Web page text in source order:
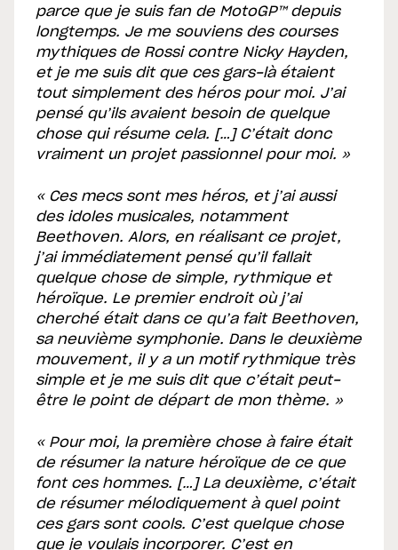
parce que je suis fan de MotoGP™ depuis
longtemps. Je me souviens des courses
mythiques de Rossi contre Nicky Hayden,
et je me suis dit que ces gars-là étaient
tout simplement des héros pour moi. J’ai
pensé qu’ils avaient besoin de quelque
chose qui résume cela. […] C’était donc
vraiment un projet passionnel pour moi. »
« Ces mecs sont mes héros, et j’ai aussi
des idoles musicales, notamment
Beethoven. Alors, en réalisant ce projet,
j’ai immédiatement pensé qu’il fallait
quelque chose de simple, rythmique et
héroïque. Le premier endroit où j’ai
cherché était dans ce qu’a fait Beethoven,
sa neuvième symphonie. Dans le deuxième
mouvement, il y a un motif rythmique très
simple et je me suis dit que c’était peut-
être le point de départ de mon thème. »
« Pour moi, la première chose à faire était
de résumer la nature héroïque de ce que
font ces hommes. […] La deuxième, c’était
de résumer mélodiquement à quel point
ces gars sont cools. C’est quelque chose
que je voulais incorporer. C’est en